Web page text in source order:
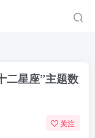
二星座”主题数
关注